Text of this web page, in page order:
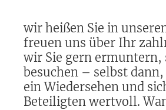
wir heißen Sie in
freuen uns über Ihr
wir Sie gern
besuchen – selbst
ein Wiedersehen und
Beteiligten wertvoll.